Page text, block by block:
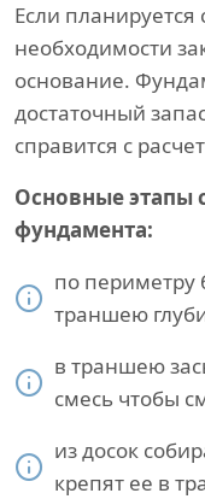
Если
необходимости
основание.
достаточный
справится с
Основные этапы
фундамента:
по
траншею
в траншею
смесь чтобы
из досок
крепят ее в